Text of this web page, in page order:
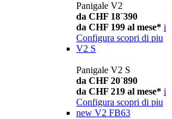
Panigale V2
da CHF 18´390
da CHF 199 al mese* i
Configura scopri di piu
V2 S
Panigale V2 S
da CHF 20´890
da CHF 219 al mese* i
Configura scopri di piu
new V2 FB63